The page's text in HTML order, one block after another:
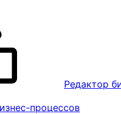
Редактор
процессов